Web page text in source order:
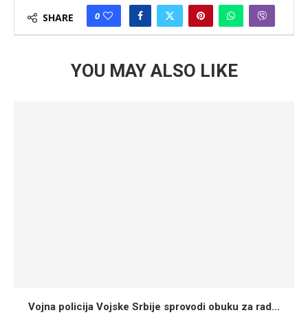
SHARE 0
YOU MAY ALSO LIKE
Vojna policija Vojske Srbije sprovodi obuku za rad...